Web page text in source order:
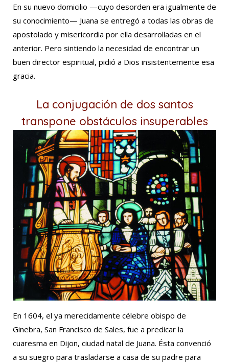
En su nuevo domicilio —cuyo desorden era igualmente de
su conocimiento— Juana se entregó a todas las obras de
apostolado y misericordia por ella desarrolladas en el
anterior. Pero sintiendo la necesidad de encontrar un
buen director espiritual, pidió a Dios insistentemente esa
gracia.
La conjugación de dos santos
transpone obstáculos insuperables
En 1604, el ya merecidamente célebre obispo de
Ginebra, San Francisco de Sales, fue a predicar la
cuaresma en Dijon, ciudad natal de Juana. Ésta convenció
a su suegro para trasladarse a casa de su padre para